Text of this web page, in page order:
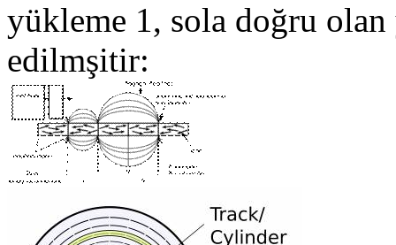
yükleme 1, sola doğru
edilmşitir: